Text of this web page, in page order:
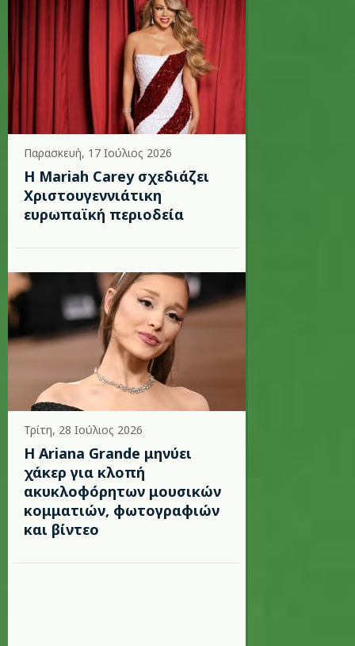
Παρασκευή, 17 Ιούλιος 2026
Η Mariah Carey σχεδιάζει
Χριστουγεννιάτικη
ευρωπαϊκή περιοδεία
Τρίτη, 28 Ιούλιος 2026
Η Ariana Grande μηνύει
χάκερ για κλοπή
ακυκλοφόρητων μουσικών
κομματιών, φωτογραφιών
και βίντεο